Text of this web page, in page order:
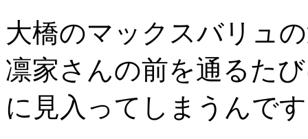
大橋のマックスバリュ
凛家さんの前を通るた
に見入ってしまうんで